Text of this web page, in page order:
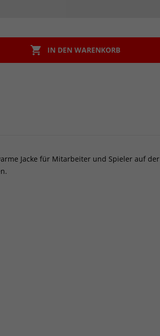
 IN DEN WARENKORB
Jacke für Mitarbeiter und Spieler auf der